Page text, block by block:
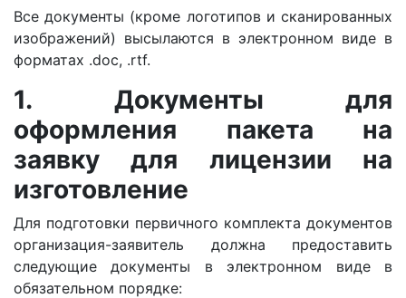
Все документы (кроме логотипов и сканированных
изображений) высылаются в электронном виде в
форматах .doc, .rtf.
1. Документы для
оформления пакета на
заявку для лицензии на
изготовление
Для подготовки первичного комплекта документов
организация-заявитель должна предоставить
следующие документы в электронном виде в
обязательном порядке: